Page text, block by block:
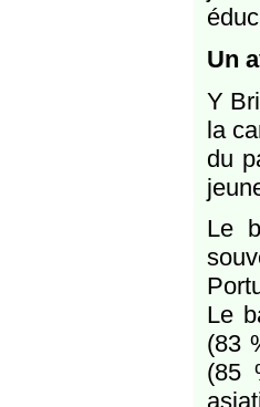
Un
Y
la
du
Le
Le
(83
(85